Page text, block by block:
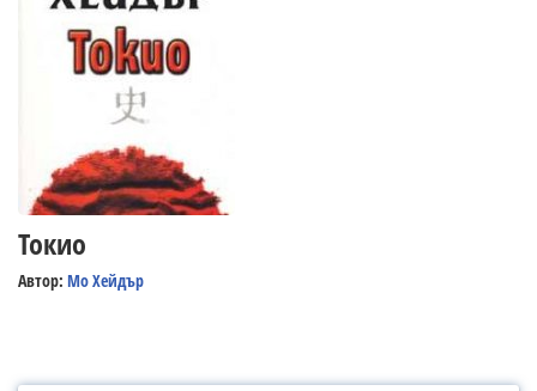
Токио
Автор: Мо Хейдър